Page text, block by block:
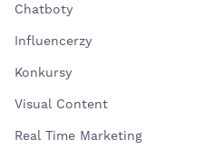
Chatboty
Influencerzy
Konkursy
Visual Content
Real Time Marketing